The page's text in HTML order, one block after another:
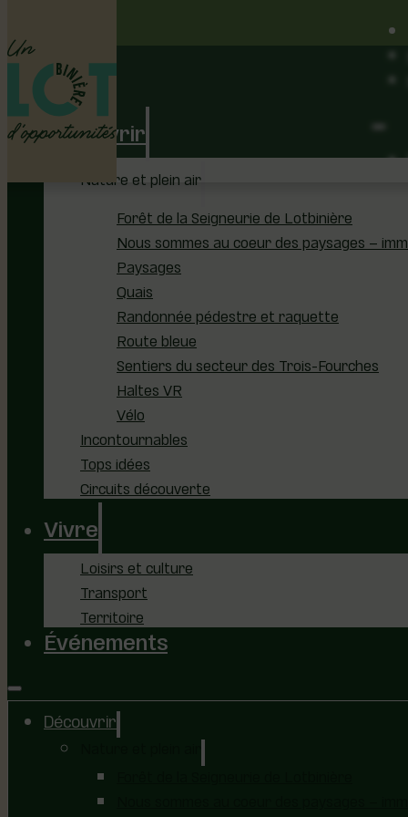
Découvrir
Nature et plein air
Forêt de la Seigneurie de Lotbinière
Nous sommes au coeur des paysages –
Paysages
Quais
Randonnée pédestre et raquette
Route bleue
Sentiers du secteur des Trois-Fourches
Haltes VR
Vélo
Incontournables
Tops idées
Circuits découverte
Vivre
Loisirs et culture
Transport
Territoire
Événements
Découvrir